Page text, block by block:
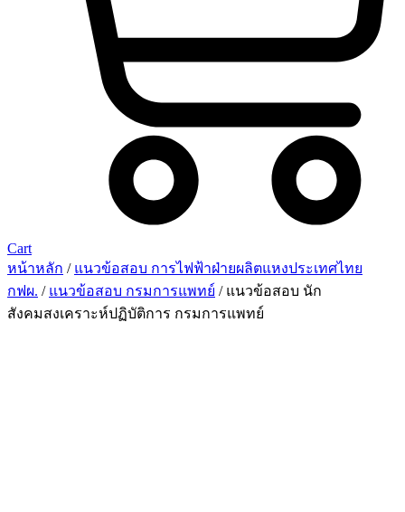
Cart
หน้าหลัก / แนวข้อสอบ การไฟฟ้าฝ่ายผลิตแหงประเทศไทย
กฟผ. / แนวข้อสอบ กรมการแพทย์ / แนวข้อสอบ นัก
สังคมสงเคราะห์ปฏิบัติการ กรมการแพทย์